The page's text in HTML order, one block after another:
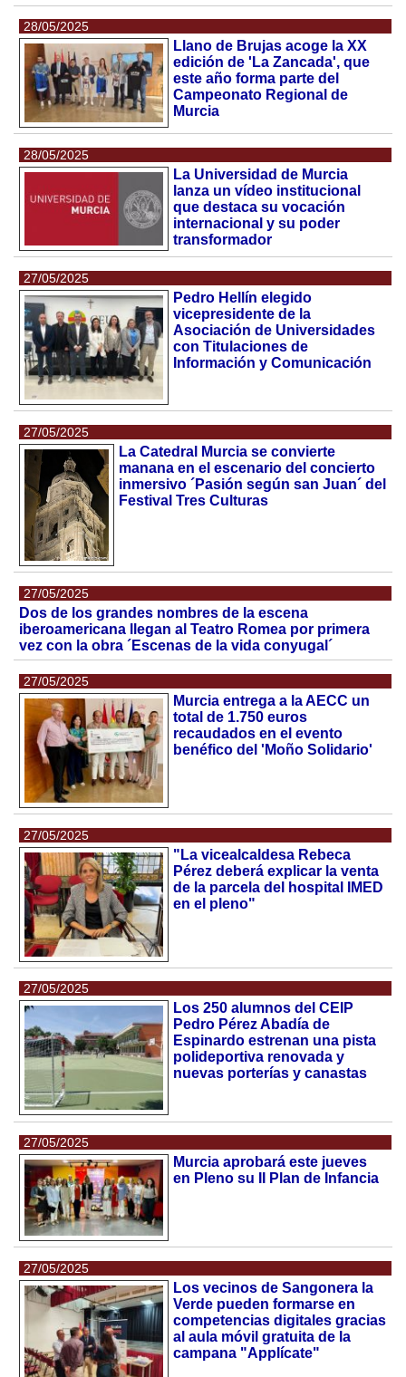
28/05/2025
Llano de Brujas acoge la XX
edición de 'La Zancada', que
este año forma parte del
Campeonato Regional de
Murcia
28/05/2025
La Universidad de Murcia
lanza un vídeo institucional
que destaca su vocación
internacional y su poder
transformador
27/05/2025
Pedro Hellín elegido
vicepresidente de la
Asociación de Universidades
con Titulaciones de
Información y Comunicación
27/05/2025
La Catedral Murcia se convierte
manana en el escenario del concierto
inmersivo ´Pasión según san Juan´ del
Festival Tres Culturas
27/05/2025
Dos de los grandes nombres de la escena
iberoamericana llegan al Teatro Romea por primera
vez con la obra ´Escenas de la vida conyugal´
27/05/2025
Murcia entrega a la AECC un
total de 1.750 euros
recaudados en el evento
benéfico del 'Moño Solidario'
27/05/2025
"La vicealcaldesa Rebeca
Pérez deberá explicar la venta
de la parcela del hospital IMED
en el pleno"
27/05/2025
Los 250 alumnos del CEIP
Pedro Pérez Abadía de
Espinardo estrenan una pista
polideportiva renovada y
nuevas porterías y canastas
27/05/2025
Murcia aprobará este jueves
en Pleno su II Plan de Infancia
27/05/2025
Los vecinos de Sangonera la
Verde pueden formarse en
competencias digitales gracias
al aula móvil gratuita de la
campana "Applícate"